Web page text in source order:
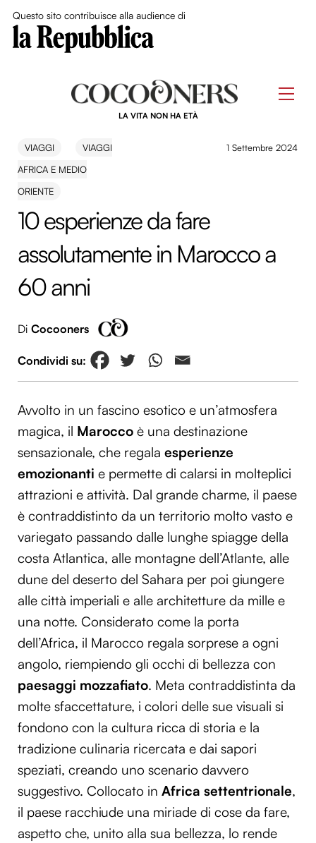
Questo sito contribuisce alla audience di
LA VITA NON HA ETÀ
VIAGGI
VIAGGI
AFRICA E MEDIO
ORIENTE
1 Settembre 2024
10 esperienze da fare
assolutamente in Marocco a
60 anni
Di Cocooners
Avvolto in un fascino esotico e un’atmosfera
magica, il Marocco è una destinazione
sensazionale, che regala esperienze
emozionanti e permette di calarsi in molteplici
attrazioni e attività. Dal grande charme, il paese
è contraddistinto da un territorio molto vasto e
variegato passando dalle lunghe spiagge della
costa Atlantica, alle montagne dell’Atlante, alle
dune del deserto del Sahara per poi giungere
alle città imperiali e alle architetture da mille e
una notte. Considerato come la porta
dell’Africa, il Marocco regala sorprese a ogni
angolo, riempiendo gli occhi di bellezza con
paesaggi mozzafiato. Meta contraddistinta da
molte sfaccettature, i colori delle sue visuali si
fondono con la cultura ricca di storia e la
tradizione culinaria ricercata e dai sapori
speziati, creando uno scenario davvero
suggestivo. Collocato in Africa settentrionale,
il paese racchiude una miriade di cose da fare,
aspetto che, unito alla sua bellezza, lo rende